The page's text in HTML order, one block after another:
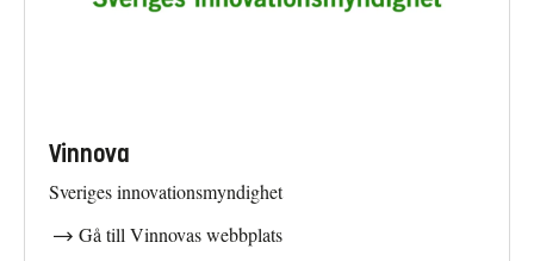
Vinnova
Sveriges innovationsmyndighet
Gå till Vinnovas webbplats